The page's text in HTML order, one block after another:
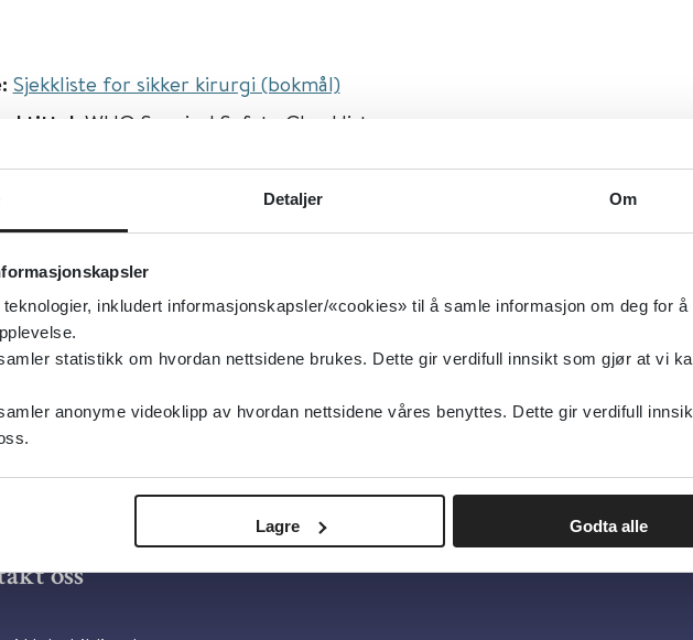
Detaljer Om
inkludert informasjonskapsler/«cookies» til å samle informasjon om deg for å
statistikk om hvordan nettsidene brukes. Dette gir verdifull innsikt som gjør at vi
anonyme videoklipp av hvordan nettsidene våres benyttes. Dette gir verdifull
Lagre Godta alle
Sjekkliste for sikker kirurgi (bokmål)
tittel: WHO Surgical Safety Checklist
Verktøy
World Health Organization (WHO)
Norsk
oss